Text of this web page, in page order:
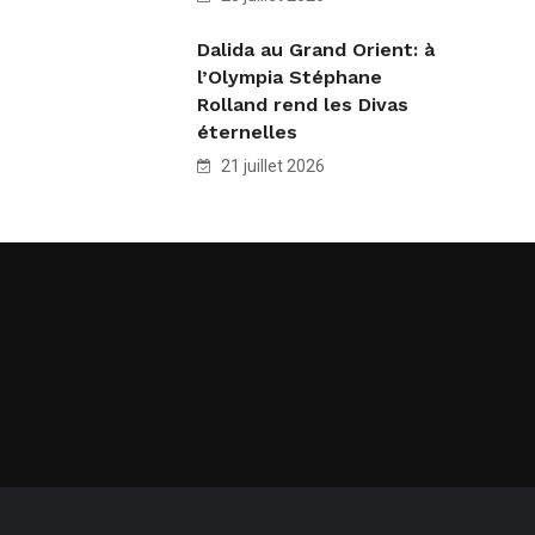
Dalida au Grand Orient: à
l’Olympia Stéphane
Rolland rend les Divas
éternelles
21 juillet 2026